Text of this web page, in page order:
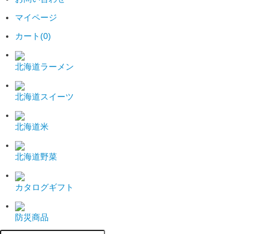
マイページ
カート(0)
北海道ラーメン
北海道スイーツ
北海道米
北海道野菜
カタログギフト
防災商品